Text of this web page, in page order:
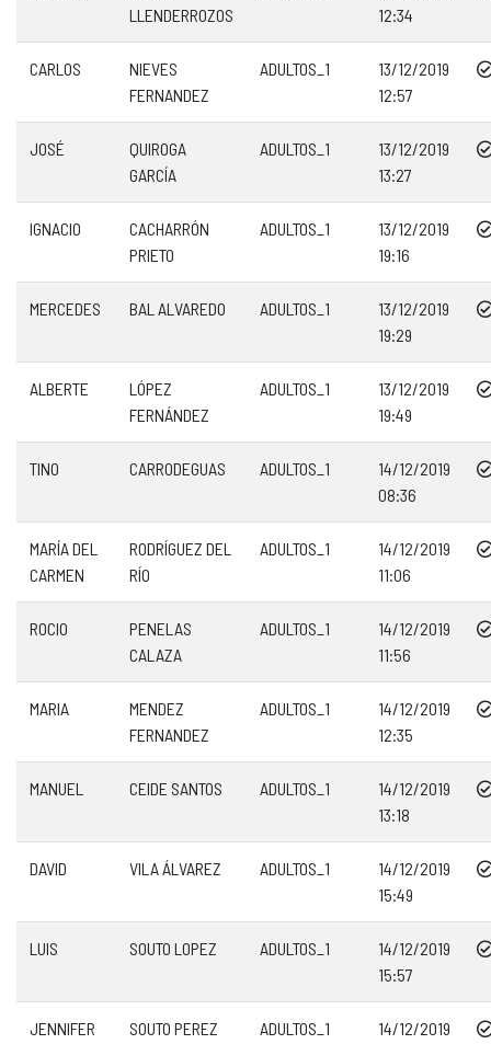
LLENDERROZOS
12:34
CARLOS
NIEVES
FERNANDEZ
ADULTOS_1
13/12/2019
12:57
JOSÉ
QUIROGA
GARCÍA
ADULTOS_1
13/12/2019
13:27
IGNACIO
CACHARRÓN
PRIETO
ADULTOS_1
13/12/2019
19:16
MERCEDES BAL ALVAREDO ADULTOS_1
13/12/2019
19:29
ALBERTE
LÓPEZ
FERNÁNDEZ
ADULTOS_1
13/12/2019
19:49
TINO CARRODEGUAS ADULTOS_1
14/12/2019
08:36
MARÍA DEL
CARMEN
RODRÍGUEZ DEL
RÍO
ADULTOS_1
14/12/2019
11:06
ROCIO
PENELAS
CALAZA
ADULTOS_1
14/12/2019
11:56
MARIA
MENDEZ
FERNANDEZ
ADULTOS_1
14/12/2019
12:35
MANUEL CEIDE SANTOS ADULTOS_1
14/12/2019
13:18
DAVID VILA ÁLVAREZ ADULTOS_1
14/12/2019
15:49
LUIS SOUTO LOPEZ ADULTOS_1
14/12/2019
15:57
JENNIFER SOUTO PEREZ ADULTOS_1 14/12/2019